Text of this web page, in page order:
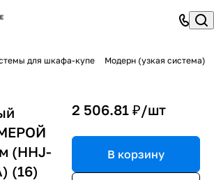
для шкафа-купе Модерн (узкая система)
(HHJ-
(16)
2 506.81 ₽/шт
В корзину